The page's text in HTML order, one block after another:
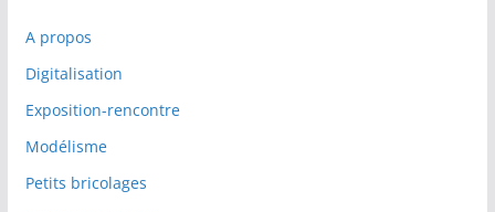
A propos
Digitalisation
Exposition-rencontre
Modélisme
Petits bricolages